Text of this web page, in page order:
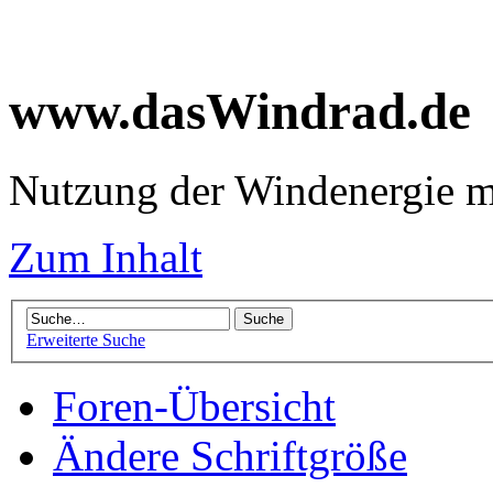
www.dasWindrad.de
Nutzung der Windenergie
Zum Inhalt
Erweiterte Suche
Foren-Übersicht
Ändere Schriftgröße